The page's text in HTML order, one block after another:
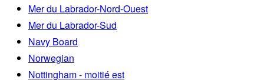
Mer du Labrador-Nord-Ouest
Mer du Labrador-Sud
Navy Board
Norwegian
Nottingham - moitié est